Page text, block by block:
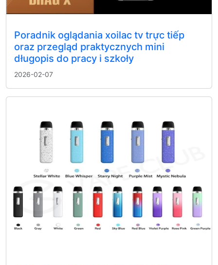
Poradnik oglądania xoilac tv trực tiếp
oraz przegląd praktycznych mini
długopis do pracy i szkoły
2026-02-07